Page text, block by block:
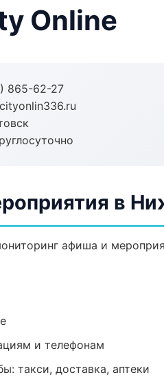
Online
865-62-27
в
афиша и
и телефонам
такси, доставка, аптеки